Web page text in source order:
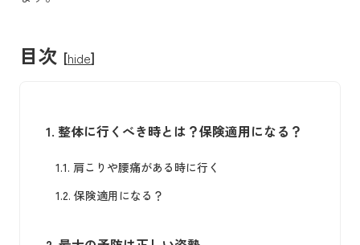
目次 [hide]
1. 整体に行くべき時とは？保険適用になる？
1.1. 肩こりや腰痛がある時に行く
1.2. 保険適用になる？